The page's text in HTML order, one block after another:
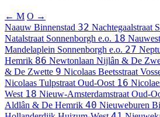
← M O →
Naauw Binnenstad 32 Nachtegaalstraat
Natalstraat Sonnenborgh e.o. 18
Mandelaplein Sonnenborgh e.o. 27
Hemrik 86 Newtonlaan Nijlân & De
& De Zwette 9 Nicolaas Beetsstraat
Nicolaas Tulpstraat Oud-Oost 16
West 18 Nieuw-Amsterdamstraat Oud-
Aldlân & De Hemrik 40 Nieuweburen